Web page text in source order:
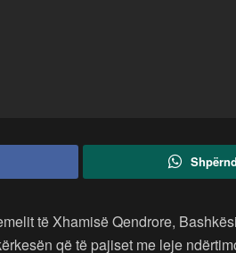
të Xhamisë Qendrore,
që të pajiset me leje